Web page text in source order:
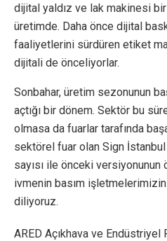
dijital yaldız ve lak makinesi bir
üretimde. Daha önce dijital
faaliyetlerini sürdüren etiket
dijitali de önceliyorlar.
Sonbahar, üretim sezonunun
açtığı bir dönem. Sektör bu
olmasa da fuarlar tarafında
sektörel fuar olan Sign İstanbul
sayısı ile önceki versiyonunun
ivmenin basım
diliyoruz.
ARED Açıkhava ve Endüstriyel